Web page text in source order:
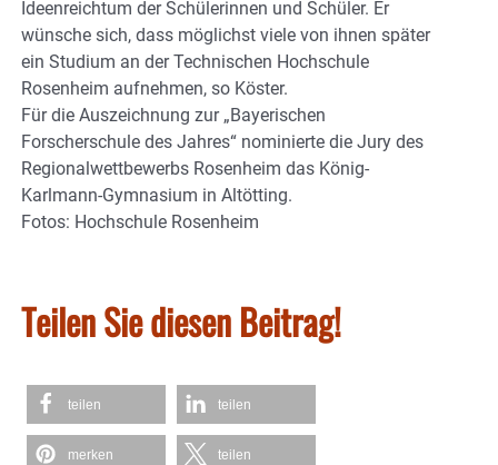
Ideenreichtum der Schülerinnen und Schüler. Er
wünsche sich, dass möglichst viele von ihnen später
ein Studium an der Technischen Hochschule
Rosenheim aufnehmen, so Köster.
Für die Auszeichnung zur „Bayerischen
Forscherschule des Jahres“ nominierte die Jury des
Regionalwettbewerbs Rosenheim das König-
Karlmann-Gymnasium in Altötting.
Fotos: Hochschule Rosenheim
Teilen Sie diesen Beitrag!
teilen teilen
merken teilen